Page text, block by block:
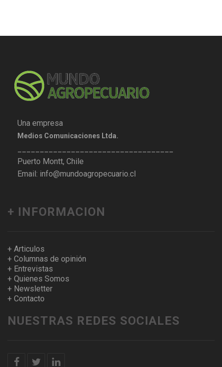
Una empresa
Medios Comunicaciones Ltda.
Puerto Montt, Chile
Email: info@mundoagropecuario.cl
+ INFORMACION
+ Articulos
+ Columnas de opinión
+ Entrevistas
+ Quienes Somos
+ Newsletter
+ Contacto
NUESTRAS REDES SOCIALES